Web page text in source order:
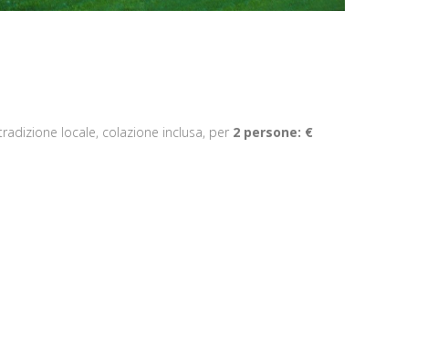
locale, colazione inclusa, per 2 persone: €